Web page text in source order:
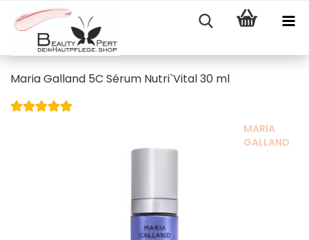
Maria Galland 5C Sérum Nutri`Vital 30 ml
MARIA
GALLAND